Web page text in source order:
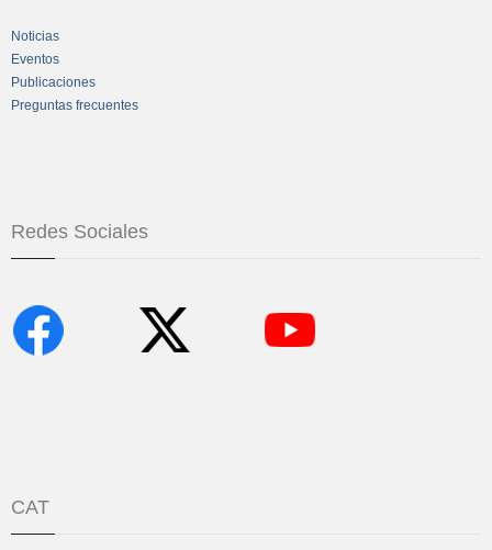
Noticias
Eventos
Publicaciones
Preguntas frecuentes
Redes Sociales
CAT